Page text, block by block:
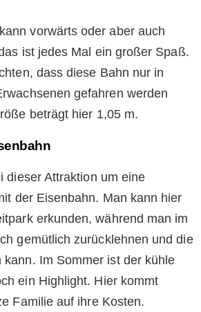
vorwärts oder aber auch
ist jedes Mal ein großer Spaß.
dass diese Bahn nur in
gefahren werden
beträgt hier 1,05 m.
dieser Attraktion um eine
der Eisenbahn. Man kann hier
erkunden, während man im
gemütlich zurücklehnen und die
Im Sommer ist der kühle
ein Highlight. Hier kommt
Familie auf ihre Kosten.